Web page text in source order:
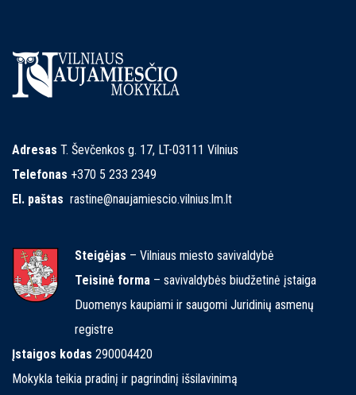
Adresas T. Ševčenkos g. 17, LT-03111 Vilnius
Telefonas +370 5 233 2349
El. paštas rastine@naujamiescio.vilnius.lm.lt
Steigėjas – Vilniaus miesto savivaldybė
Teisinė forma – savivaldybės biudžetinė įstaiga
Duomenys kaupiami ir saugomi Juridinių asmenų
registre
Įstaigos kodas 290004420
Mokykla teikia pradinį ir pagrindinį išsilavinimą